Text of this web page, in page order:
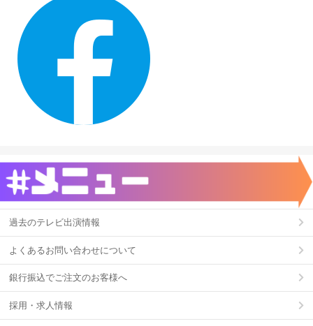
過去のテレビ出演情報
よくあるお問い合わせについて
銀行振込でご注文のお客様へ
採用・求人情報